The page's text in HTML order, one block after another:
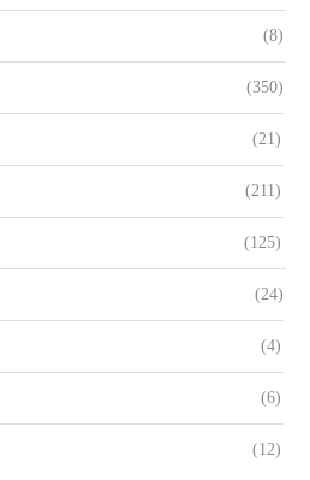
(8)
(350)
(21)
(211)
(125)
(24)
(4)
(6)
(12)